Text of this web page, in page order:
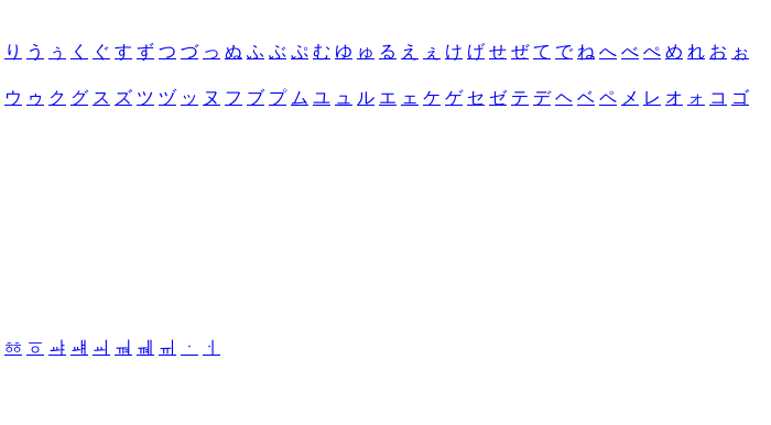
り う ぅ く ぐ す ず つ づ っ ぬ ふ ぶ ぷ む ゆ ゅ る え ぇ け げ せ ぜ て で ね へ べ ぺ め れ お ぉ
ウ ゥ ク グ ス ズ ツ ヅ ッ ヌ フ ブ プ ム ユ ュ ル エ ェ ケ ゲ セ ゼ テ デ ヘ ベ ペ メ レ オ ォ コ ゴ
ㆅ ㆆ ㆇ ㆈ ㆉ ㆊ ㆋ ㆌ ㆍ
ㆎ